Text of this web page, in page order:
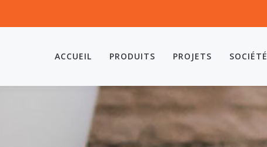
ACCUEIL PRODUITS PROJETS SOCIÉTÉ